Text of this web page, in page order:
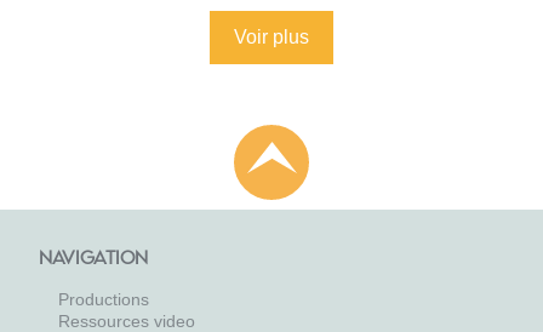
Voir plus
NAVIGATION
Productions
Ressources video